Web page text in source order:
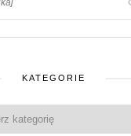
KATEGORIE